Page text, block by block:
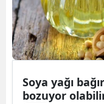
Soya yağı
bozuyor